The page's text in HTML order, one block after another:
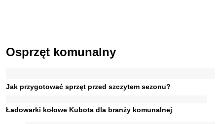
Osprzęt komunalny
Jak przygotować sprzęt przed szczytem sezonu?
Ładowarki kołowe Kubota dla branży komunalnej